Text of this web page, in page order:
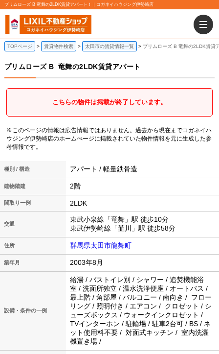
プリムローズ B 竜舞の2LDK賃貸アパート！｜コガネイハウジング伊勢崎店
TOPページ 賃貸物件検索 太田市の賃貸情報一覧 プリムローズ B 竜舞の2LDK賃貸
プリムローズ B 竜舞の2LDK賃貸アパート
こちらの物件は掲載が終了しています。
※このページの情報は広告情報ではありません。過去から現在までコガネイハ
ウジング伊勢崎店のホームぺージに掲載されていた物件情報を元に生成した参
考情報です。
種別 / 構造 アパート / 軽量鉄骨造
建物階建 2階
間取り一例 2LDK
交通
東武小泉線「竜舞」駅 徒歩10分
東武伊勢崎線「韮川」駅 徒歩58分
住所 群馬県太田市龍舞町
築年月 2003年8月
設備・条件の一例
給湯 / バストイレ別 / シャワー / 追焚機能浴
室 / 洗面所独立 / 温水洗浄便座 / オートバス /
最上階 / 角部屋 / バルコニー / 南向き / フロー
リング / 照明付き / エアコン / クロゼット / シ
ューズボックス / ウォークインクロゼット /
TVインターホン / 駐輪場 / 駐車2台可 / BS / ネ
ット使用料不要 / 対面式キッチン / 室内洗濯
機置き場 /